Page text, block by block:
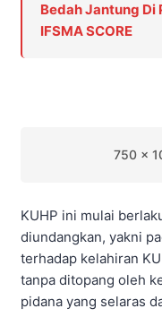
Bedah Jantung Di
IFSMA SCORE
750 x
KUHP ini mulai
diundangkan, yakni
terhadap kelahiran
tanpa ditopang oleh
pidana yang selaras